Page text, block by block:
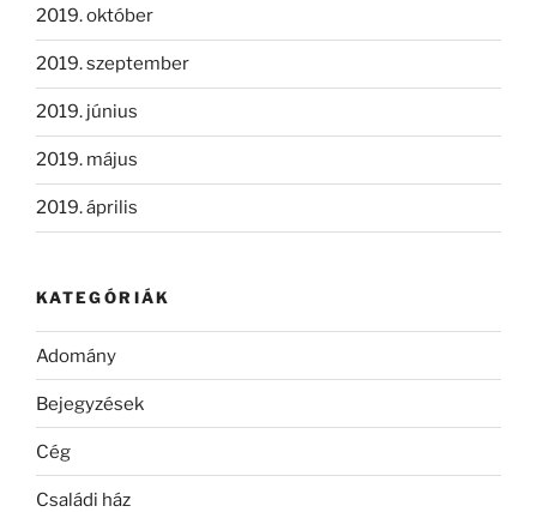
2019. október
2019. szeptember
2019. június
2019. május
2019. április
KATEGÓRIÁK
Adomány
Bejegyzések
Cég
Családi ház